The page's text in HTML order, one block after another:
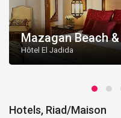
Mazagan Beach
Hôtel El Jadida
Hotels, Riad/Maison